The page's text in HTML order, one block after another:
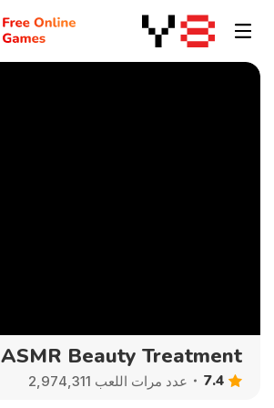
ASMR Beauty Treatment
7.4 عدد مرات اللعب 2,974,311